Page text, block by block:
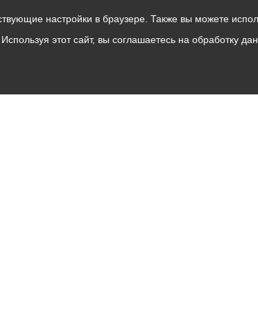
настройки в браузере. Также вы можете
этот сайт, вы соглашаетесь на обработку